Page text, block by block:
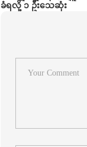
ခံရလို့ ၁ ဦးသေဆုံး